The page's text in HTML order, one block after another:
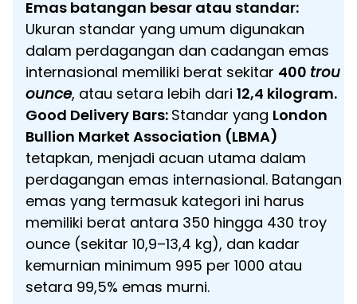
Emas batangan besar atau standar:
Ukuran standar yang umum digunakan
dalam perdagangan dan cadangan emas
internasional memiliki berat sekitar 400 trou
ounce, atau setara lebih dari 12,4 kilogram.
Good Delivery Bars: Standar yang London
Bullion Market Association (LBMA)
tetapkan, menjadi acuan utama dalam
perdagangan emas internasional. Batangan
emas yang termasuk kategori ini harus
memiliki berat antara 350 hingga 430 troy
ounce (sekitar 10,9–13,4 kg), dan kadar
kemurnian minimum 995 per 1000 atau
setara 99,5% emas murni.